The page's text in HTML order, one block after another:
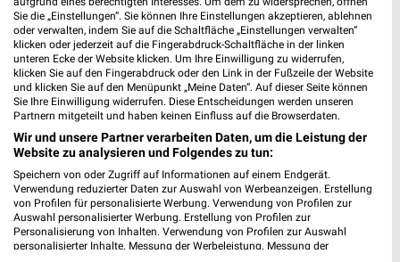
Jetzt alle "Garten & Balkon" Themen entdecken!
MEHR PROSPEKTE
Sie die „Einstellungen“. Sie können Ihre Einstellungen akzeptieren, ablehnen
oder verwalten, indem Sie auf die Schaltfläche „Einstellungen verwalten“
klicken oder jederzeit auf die Fingerabdruck-Schaltfläche in der linken
unteren Ecke der Website klicken. Um Ihre Einwilligung zu widerrufen,
klicken Sie auf den Fingerabdruck oder den Link in der Fußzeile der Website
und klicken Sie auf den Menüpunkt „Meine Daten“. Auf dieser Seite können
Sie Ihre Einwilligung widerrufen. Diese Entscheidungen werden unseren
Partnern mitgeteilt und haben keinen Einfluss auf die Browserdaten.
Wir und unsere Partner verarbeiten Daten, um die Leistung der
Website zu analysieren und Folgendes zu tun:
Speichern von oder Zugriff auf Informationen auf einem Endgerät.
Verwendung reduzierter Daten zur Auswahl von Werbeanzeigen. Erstellung
von Profilen für personalisierte Werbung. Verwendung von Profilen zur
Auswahl personalisierter Werbung. Erstellung von Profilen zur
Personalisierung von Inhalten. Verwendung von Profilen zur Auswahl
personalisierter Inhalte. Messung der Werbeleistung. Messung der